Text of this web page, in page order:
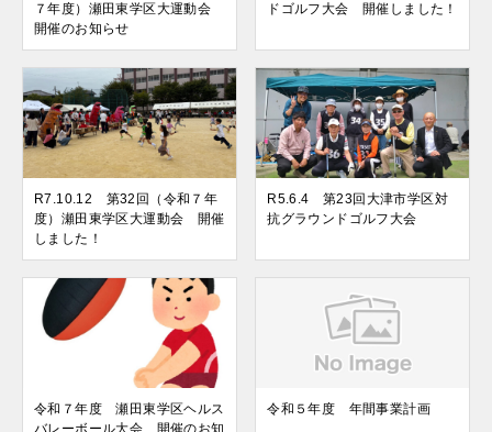
７年度）瀬田東学区大運動会
開催のお知らせ
ドゴルフ大会 開催しました！
R7.10.12 第32回（令和７年
度）瀬田東学区大運動会 開催
しました！
R5.6.4 第23回大津市学区対
抗グラウンドゴルフ大会
令和７年度 瀬田東学区ヘルス
バレーボール大会 開催のお知
令和５年度 年間事業計画